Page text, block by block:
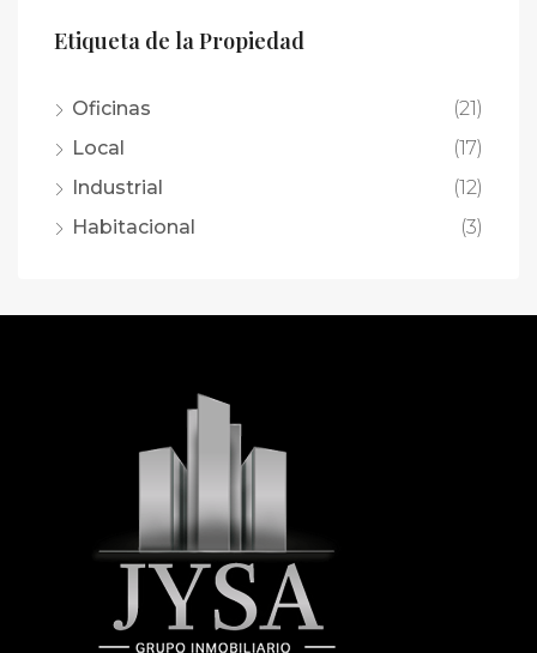
Etiqueta de la Propiedad
Oficinas
(21)
Local
(17)
Industrial
(12)
Habitacional
(3)